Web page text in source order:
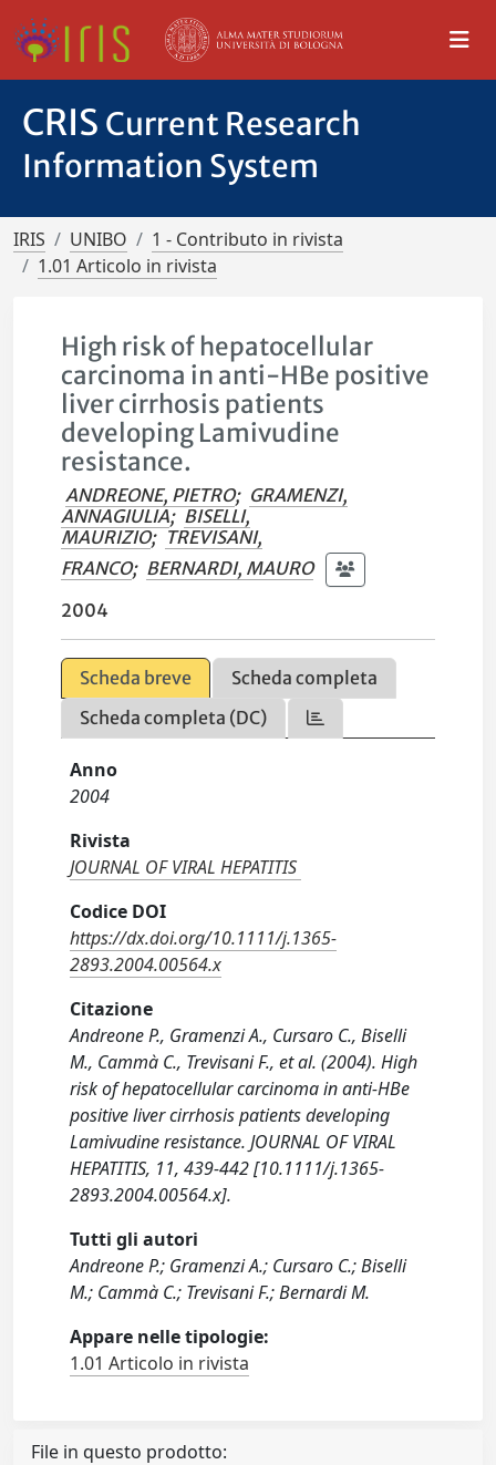
CRIS Current Research
Information System
IRIS UNIBO
1 - Contributo in rivista
1.01 Articolo in rivista
High risk of hepatocellular
carcinoma in anti-HBe positive
liver cirrhosis patients
developing Lamivudine
resistance.
ANDREONE, PIETRO; GRAMENZI,
ANNAGIULIA; BISELLI,
MAURIZIO; TREVISANI,
FRANCO; BERNARDI, MAURO
2004
Scheda breve
Scheda completa
Scheda completa (DC)
Anno
2004
Rivista
JOURNAL OF VIRAL HEPATITIS
Codice DOI
https://dx.doi.org/10.1111/j.1365-
2893.2004.00564.x
Citazione
Andreone P., Gramenzi A., Cursaro C., Biselli
M., Cammà C., Trevisani F., et al. (2004). High
risk of hepatocellular carcinoma in anti-HBe
positive liver cirrhosis patients developing
Lamivudine resistance. JOURNAL OF VIRAL
HEPATITIS, 11, 439-442 [10.1111/j.1365-
2893.2004.00564.x].
Tutti gli autori
Andreone P.; Gramenzi A.; Cursaro C.; Biselli
M.; Cammà C.; Trevisani F.; Bernardi M.
Appare nelle tipologie:
1.01 Articolo in rivista
File in questo prodotto: